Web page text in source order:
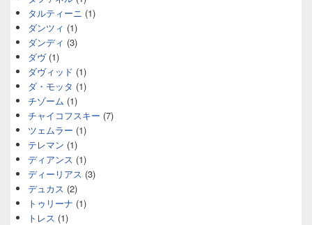
タルティーニ (1)
ダンツィ (1)
ダンディ (3)
ダヴ(1)
ダヴィッド (1)
ダ・モッタ (1)
チゾーム (1)
チャイコフスキー (7)
ツェムラー (1)
テレマン (1)
ディアンス (1)
ディーリアス (3)
デュカス (2)
トゥリーナ (1)
トレス (1)